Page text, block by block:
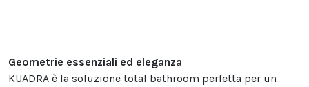
Geometrie essenziali ed eleganza
KUADRA è la soluzione total bathroom perfetta per un